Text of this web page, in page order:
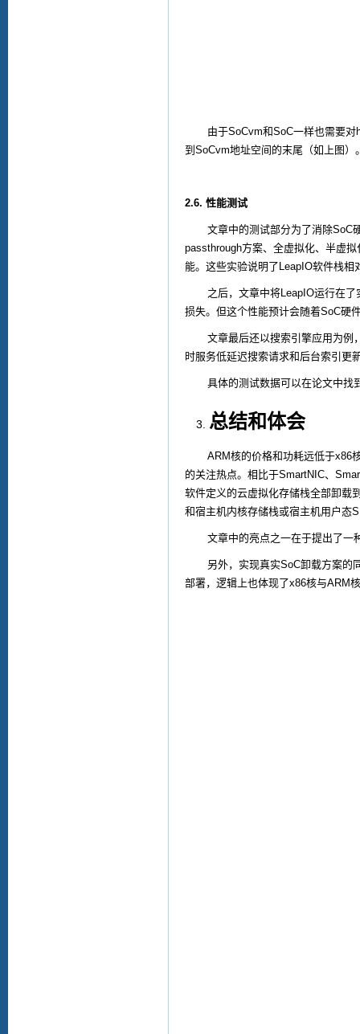
由于SoCvm和SoC一样也需要对
到 SoCvm地址空间的末尾（如上图）
2.6. 性能测试
文章中的测试部分为了消除SoC
passthrough方案、全虚拟化、半虚拟
能。这些实验说明了 LeapIO软件栈相
之后，文章中将LeapIO运行在了
损失。但这个性能预计会随着SoC硬
文章最后还以搜索引擎应用为例
时服务低延迟搜索请求和后台索引更
具体的测试数据可以在论文中找
总结和体会
ARM核的价格和功耗远低于x86
的关注热点。相比于SmartNIC、
软件定义的云虚拟化存储栈全部卸载
和宿主机内核存储栈或宿主机用户态
文章中的亮点之一在于提出了一
另外，实现真实SoC卸载方案的
部署，逻辑上也体现了x86核与ARM